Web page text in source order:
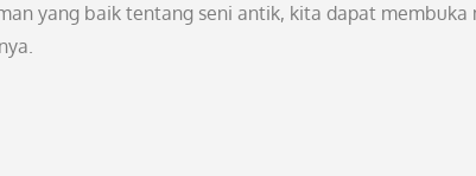
yang baik tentang seni antik, kita dapat membuka